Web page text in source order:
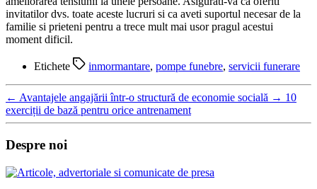
invitatilor dvs. toate aceste lucruri si ca aveti suportul necesar de la
familie si prieteni pentru a trece mult mai usor pragul acestui
moment dificil.
Etichete inmormantare, pompe funebre, servicii funerare
← Avantajele angajării într-o structură de economie socială → 10
exerciții de bază pentru orice antrenament
Despre noi